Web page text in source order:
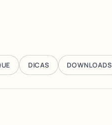
DICAS DOWNLOADS